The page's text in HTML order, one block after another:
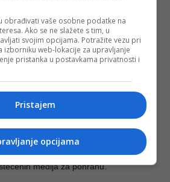
probijanje uređaja dovodi u pitanje
o otpornosti hardverskih
je uključivao analizu sigurnog
internih signala i identificiranje
za provođenje lozinki.
izbjegava detekciju od strane
samouništenje, ali insistira da njena
i netaknutim.
izgubljenih novčanika
izazov u sektoru kriptovaluta. Studija
godine procijenila je da bi do 20 posto
biti izgubljeno zbog nedostupnih
medija za pohranu.
obrađivati vaše osobne podatke na
Ako se ne slažete s tim, u
svojim opcijama. Potražite vezu pri
izborniku web-lokacije za upravljanje
pristanka u postavkama privatnosti i
Pristajem
opcijama